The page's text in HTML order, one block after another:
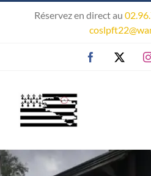
Réservez en direct au
Facebook